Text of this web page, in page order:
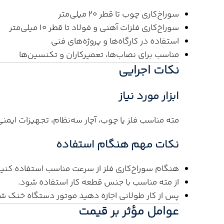
سوراخ‌کاری چوب تا قطر 20 میلی‌متر
سوراخ‌کاری فلزات آهنی و فولاد تا قطر 10 میلی‌متر
استفاده در کارگاه‌ها و پروژه‌های فنی
مناسب برای نصاب‌ها، تعمیرکاران و تکنسین‌ها
نکات اجرایی
ابزار مورد نیاز
مته مناسب فلز یا چوب، آچار سه‌نظام، تجهیزات
نکات مهم هنگام استفاده
هنگام سوراخ‌کاری فلز از سرعت مناسب استفاده
از مته مناسب با جنس قطعه کار استفاده شود.
پس از کار طولانی اجازه دهید موتور دستگاه خنک
عوامل مؤثر بر قیمت